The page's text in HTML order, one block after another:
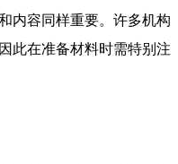
内容同样重要。许多机构
此在准备材料时需特别注